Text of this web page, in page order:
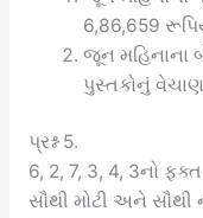
6,86,659
જૂન મહિનાના
પુસ્તકોનું
પ્રશ્ન 5.
6, 2, 7, 3, 4, 3નો
સૌથી મોટી અને સૌથી